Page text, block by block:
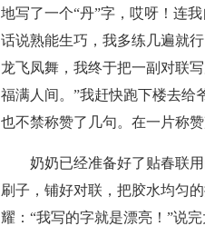
地写了一个“丹”字，哎呀！连
话说熟能生巧，我多练几遍就
龙飞凤舞，我终于把一副对联
福满人间。”我赶快跑下楼去给
也不禁称赞了几句。在一片称
奶奶已经准备好了贴春联
刷子，铺好对联，把胶水均匀
耀：“我写的字就是漂亮！”说